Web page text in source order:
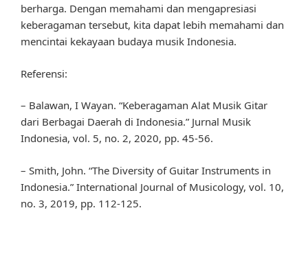
berharga. Dengan memahami dan mengapresiasi
keberagaman tersebut, kita dapat lebih memahami dan
mencintai kekayaan budaya musik Indonesia.
Referensi:
– Balawan, I Wayan. “Keberagaman Alat Musik Gitar
dari Berbagai Daerah di Indonesia.” Jurnal Musik
Indonesia, vol. 5, no. 2, 2020, pp. 45-56.
– Smith, John. “The Diversity of Guitar Instruments in
Indonesia.” International Journal of Musicology, vol. 10,
no. 3, 2019, pp. 112-125.